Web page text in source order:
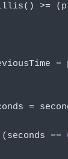
() >= (
previousTime
=
=
( seconds ==